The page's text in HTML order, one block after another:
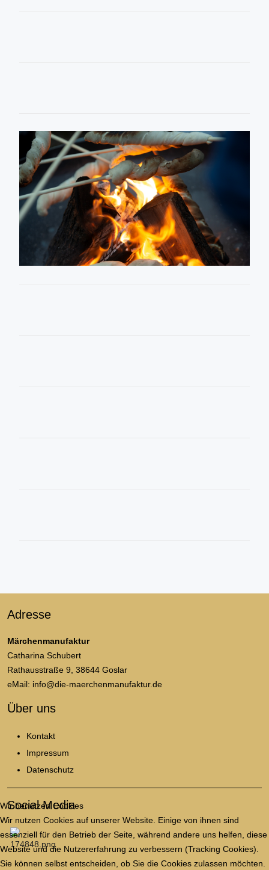
Adresse
Märchenmanufaktur
Catharina Schubert
Rathausstraße 9, 38644 Goslar
eMail: info@die-maerchenmanufaktur.de
Über uns
Kontakt
Impressum
Datenschutz
Social Media
Wir benutzen Cookies
Wir nutzen Cookies auf unserer Website. Einige von ihnen sind
essenziell für den Betrieb der Seite, während andere uns helfen, diese
Website und die Nutzererfahrung zu verbessern (Tracking Cookies).
Sie können selbst entscheiden, ob Sie die Cookies zulassen möchten.